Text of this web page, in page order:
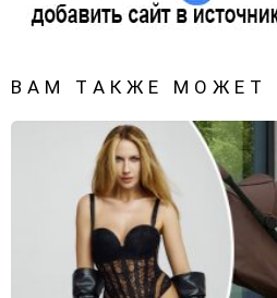
ВАМ ТАКЖЕ МОЖЕТ